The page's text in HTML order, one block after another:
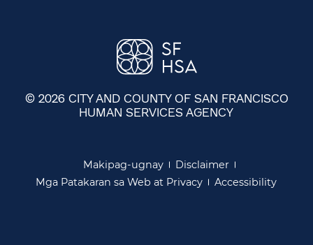
© 2026 CITY AND COUNTY OF SAN FRANCISCO
HUMAN SERVICES AGENCY
Makipag-ugnay​​
Disclaimer​​
Mga Patakaran sa Web at Privacy​​
Accessibility​​